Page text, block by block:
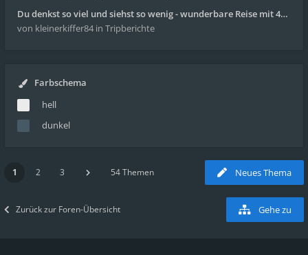
Du denkst so viel und siehst so wenig - wunderbare Reise mit 4g Pilze
von kleinerkiffer84 in Tripberichte
Farbschema
hell
dunkel
Neues Thema
1 2 3 54 Themen
Zurück zur Foren-Übersicht Gehe zu